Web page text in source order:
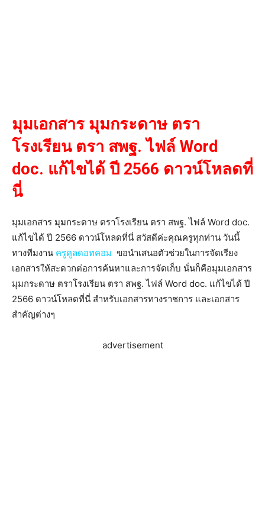
มุมเอกสาร มุมกระดาษ ตรา
โรงเรียน ตรา สพฐ. ไฟล์ Word
doc. แก้ไขได้ ปี 2566 ดาวน์โหลดที่
นี่
มุมเอกสาร มุมกระดาษ ตราโรงเรียน ตรา สพฐ. ไฟล์ Word doc.
แก้ไขได้ ปี 2566 ดาวน์โหลดที่นี่ สวัสดีค่ะคุณครูทุกท่าน วันนี้
ทางทีมงาน ครูคูลดอทคอม ขอนำเสนอตัวช่วยในการจัดเรียง
เอกสารให้สะดวกต่อการค้นหาและการจัดเก็บ นั่นก็คือมุมเอกสาร
มุมกระดาษ ตราโรงเรียน ตรา สพฐ. ไฟล์ Word doc. แก้ไขได้ ปี
2566 ดาวน์โหลดที่นี่ สำหรับเอกสารทางราชการ และเอกสาร
สำคัญต่างๆ
advertisement